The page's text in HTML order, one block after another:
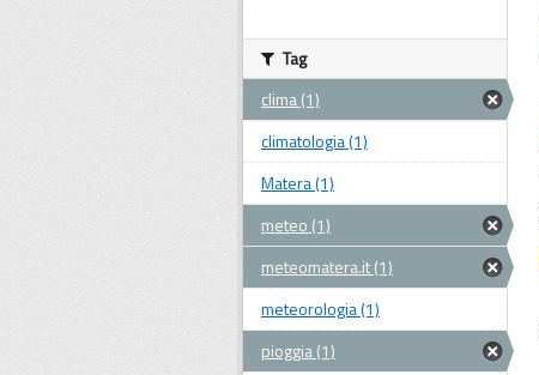
Tag
clima (1)
climatologia (1)
Matera (1)
meteo (1)
meteomatera.it (1)
meteorologia (1)
pioggia (1)